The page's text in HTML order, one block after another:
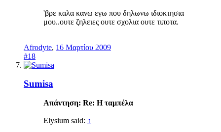
'βρε καλα κανω εγω που δηλωνω ιδιοκτησια
μου..ουτε ζηλειες ουτε σχολια ουτε τιποτα.
Afrodyte, 16 Μαρτίου 2009
#18
Sumisa
Απάντηση: Re: Η ταμπέλα
Elysium said: ↑